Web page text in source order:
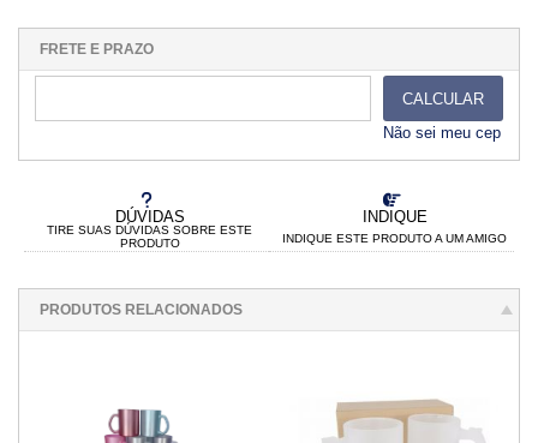
DÚVIDAS
TIRE SUAS DÚVIDAS SOBRE ESTE
PRODUTO
INDIQUE
INDIQUE ESTE PRODUTO A UM AMIGO
..
...
FRETE E PRAZO
CALCULAR
Não sei meu cep
PRODUTOS RELACIONADOS